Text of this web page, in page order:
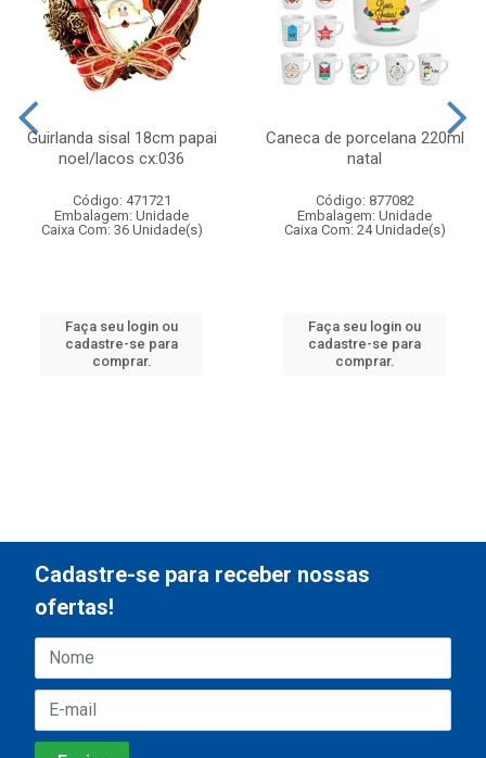
Guirlanda sisal 18cm papai
noel/lacos cx:036
Código: 471721
Embalagem: Unidade
Caixa Com: 36 Unidade(s)
Faça seu login ou
cadastre-se para
comprar.
Caneca de porcelana 220ml
natal
Código: 877082
Embalagem: Unidade
Caixa Com: 24 Unidade(s)
Faça seu login ou
cadastre-se para
comprar.
Cadastre-se para receber nossas
ofertas!